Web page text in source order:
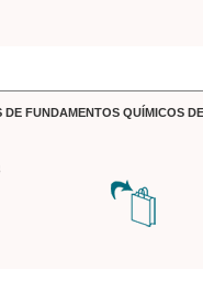
DE FUNDAMENTOS QUÍMICOS